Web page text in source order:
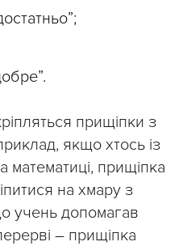
прищіпки з
якщо хтось із
математиці, прищіпка
на хмару з
учень допомагав
– прищіпка